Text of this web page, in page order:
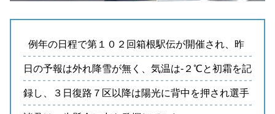
例年の日程で第１０２回箱根駅伝が開催され、昨
日の予報は外れ降雪が無く、気温は-２℃と初霜を記
録し、３日復路７区以降は陽光に背中を押され選手